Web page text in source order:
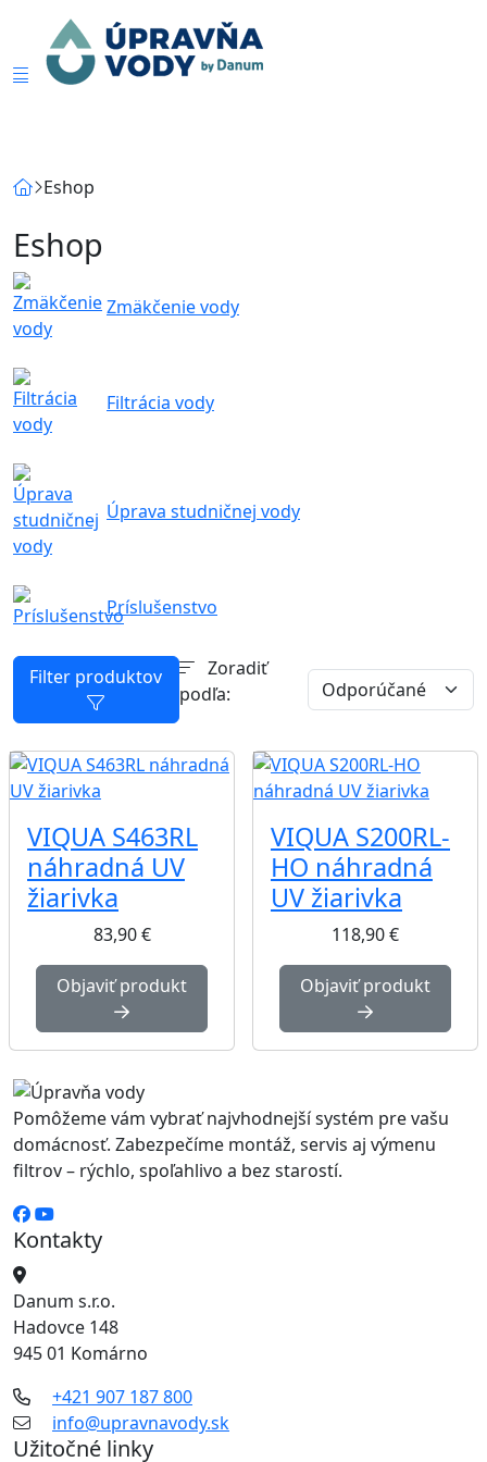
Eshop
Eshop
Zmäkčenie vody
Filtrácia vody
Úprava studničnej vody
Príslušenstvo
Filter produktov
Zoradiť
podľa:
VIQUA S463RL
náhradná UV
žiarivka
83,90€
Objaviť produkt
VIQUA S200RL-
HO náhradná
UV žiarivka
118,90€
Objaviť produkt
Pomôžeme vám vybrať najvhodnejší systém pre vašu
domácnosť. Zabezpečíme montáž, servis aj výmenu
filtrov – rýchlo, spoľahlivo a bez starostí.
Kontakty
Danum s.r.o.
Hadovce 148
945 01 Komárno
+421 907 187 800
info@upravnavody.sk
Užitočné linky